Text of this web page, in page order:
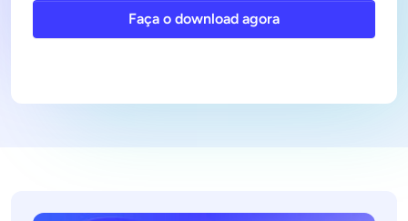
Faça o download agora